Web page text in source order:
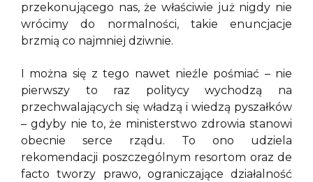
przekonującego nas, że właściwie już nigdy nie
wrócimy do normalności, takie enuncjacje
brzmią co najmniej dziwnie.
I można się z tego nawet nieźle pośmiać – nie
pierwszy to raz politycy wychodzą na
przechwalających się władzą i wiedzą pyszałków
– gdyby nie to, że ministerstwo zdrowia stanowi
obecnie serce rządu. To ono udziela
rekomendacji poszczególnym resortom oraz de
facto tworzy prawo, ograniczające działalność